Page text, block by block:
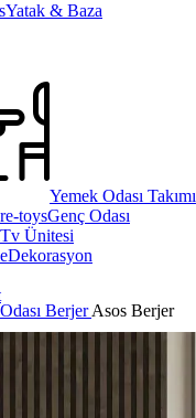
Yatak & Baza
Yemek Odası Takımı
Genç Odası
Tv Ünitesi
Dekorasyon
BerjerAsos Berjer